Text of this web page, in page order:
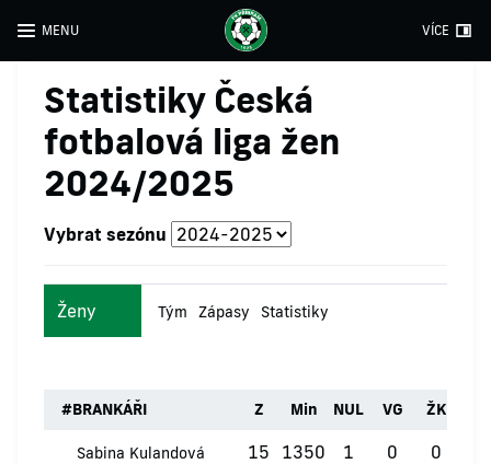
MENU VÍCE
Statistiky Česká
fotbalová liga žen
2024/2025
Vybrat sezónu
Ženy Tým Zápasy Statistiky
#BRANKÁŘI Z Min NUL VG ŽK
Sabina Kulandová 15 1350 1 0 0